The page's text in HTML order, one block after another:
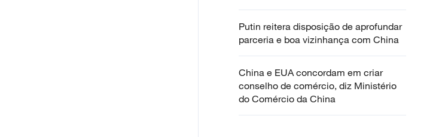
Putin reitera disposição de aprofundar
parceria e boa vizinhança com China
China e EUA concordam em criar
conselho de comércio, diz Ministério
do Comércio da China